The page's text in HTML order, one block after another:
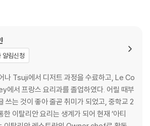
새우 샐러드
내음 | 봉골레 생면 스파게티니
알림신청
나 Tsuji에서 디저트 과정을 수료하고, Le Co
서 프랑스 요리과를 졸업하였다. 어릴 때부
쓰는 것이 좋아 줄곧 취미가 되었고, 중학교 2
한 이탈리안 요리는 생계가 되어 현재 ‘아티